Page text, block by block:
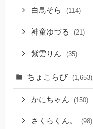
白鳥そら (114)
神童ゆづる (21)
紫雲りん (35)
ちょこらび (1,653)
かにちゃん (150)
さくらくん。 (98)